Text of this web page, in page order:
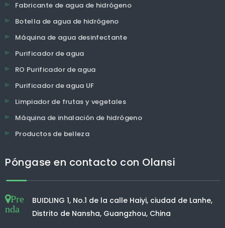
Fabricante de agua de hidrógeno
Botella de agua de hidrógeno
Máquina de agua desinfectante
Purificador de agua
RO Purificador de agua
Purificador de agua UF
Limpiador de frutas y vegetales
Máquina de inhalación de hidrógeno
Productos de belleza
Póngase en contacto con Olansi
Pre
nda
BUIDLING 1, No.1 de la calle Haiyi, ciudad de Lanhe,
Distrito de Nansha, Guangzhou, China